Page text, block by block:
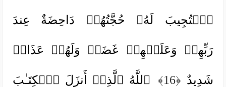
ٱسۡتُجِیبَ لَهُۥ حُجَّتُهُمۡ دَاحِضَةٌ عِندَ
رَبِّهِمۡ وَعَلَیۡهِمۡ غَضَبࣱ وَلَهُمۡ عَذَابࣱ
شَدِیدٌ ﴿16﴾ ٱللَّهُ ٱلَّذِیۤ أَنزَلَ ٱلۡكِتَـٰبَ